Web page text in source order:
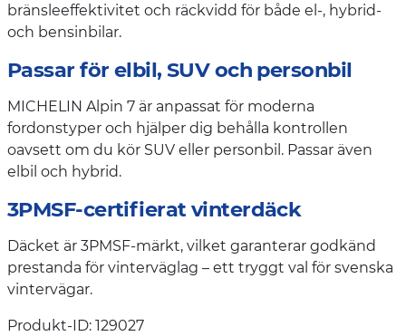
bränsleeffektivitet och räckvidd för både el-, hybrid-
och bensinbilar.
Passar för elbil, SUV och personbil
MICHELIN Alpin 7 är anpassat för moderna
fordonstyper och hjälper dig behålla kontrollen
oavsett om du kör SUV eller personbil. Passar även
elbil och hybrid.
3PMSF-certifierat vinterdäck
Däcket är 3PMSF-märkt, vilket garanterar godkänd
prestanda för vinterväglag – ett tryggt val för svenska
vintervägar.
Produkt-ID: 129027